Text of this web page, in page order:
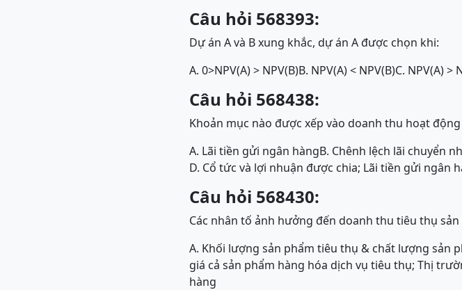
Câu hỏi 568393:
Dự án A và B xung khắc, dự án A được chọn khi:
A. 0>NPV(A) > NPV(B)B. NPV(A) < NPV(B)C. NPV(A) >
Câu hỏi 568438:
Khoản mục nào được xếp vào doanh thu hoạt
A. Lãi tiền gửi ngân hàngB. Chênh lệch lãi chuyển
D. Cổ tức và lợi nhuận được chia; Lãi tiền gửi ngân
Câu hỏi 568430:
Các nhân tố ảnh hưởng đến doanh thu tiêu thụ sản
A. Khối lượng sản phẩm tiêu thụ & chất lượng sản
giá cả sản phẩm hàng hóa dịch vụ tiêu thụ; Thị
hàng